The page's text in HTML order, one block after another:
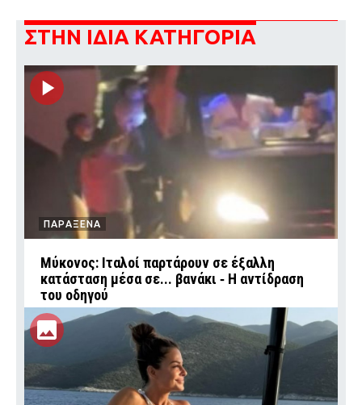
ΣΤΗΝ ΙΔΙΑ ΚΑΤΗΓΟΡΙΑ
ΠΑΡΑΞΕΝΑ
Μύκονος: Ιταλοί παρτάρουν σε έξαλλη
κατάσταση μέσα σε... βανάκι ‑ Η αντίδραση
του οδηγού